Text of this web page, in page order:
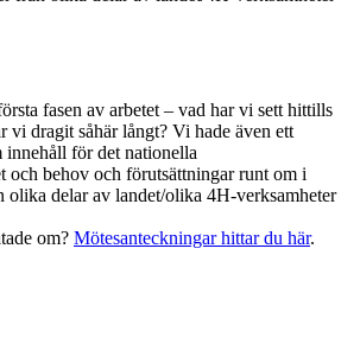
fasen av arbetet – vad har vi sett hittills
vi dragit såhär långt? Vi hade även ett
innehåll för det nationella
och behov och förutsättningar runt om i
olika delar av landet/olika 4H-verksamheter
om? Mötesanteckningar hittar du här.